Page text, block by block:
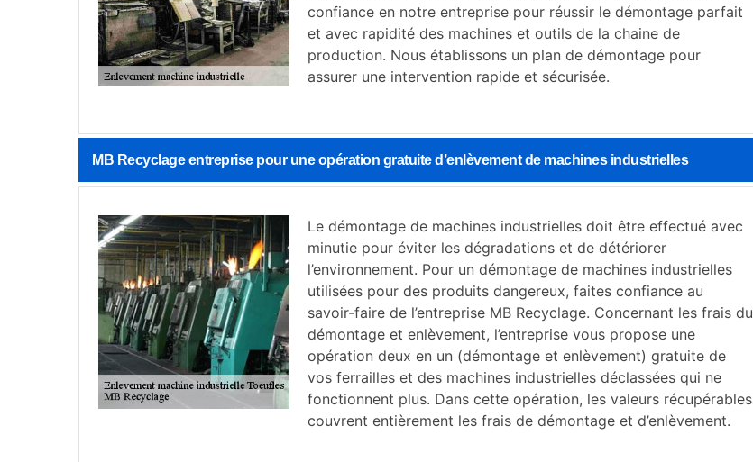
confiance en notre entreprise pour réussir le démontage parfait
et avec rapidité des machines et outils de la chaine de
production. Nous établissons un plan de démontage pour
assurer une intervention rapide et sécurisée.
MB Recyclage entreprise pour une opération gratuite d’enlèvement de machines industrielles
Le démontage de machines industrielles doit être effectué avec
minutie pour éviter les dégradations et de détériorer
l’environnement. Pour un démontage de machines industrielles
utilisées pour des produits dangereux, faites confiance au
savoir-faire de l’entreprise MB Recyclage. Concernant les frais du
démontage et enlèvement, l’entreprise vous propose une
opération deux en un (démontage et enlèvement) gratuite de
vos ferrailles et des machines industrielles déclassées qui ne
fonctionnent plus. Dans cette opération, les valeurs récupérables
couvrent entièrement les frais de démontage et d’enlèvement.